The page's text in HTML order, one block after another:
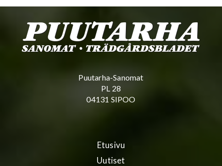
Puutarha-Sanomat
PL 28
04131 SIPOO
Etusivu
Uutiset